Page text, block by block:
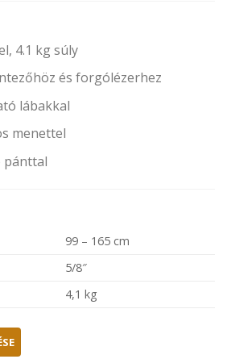
4.1 kg súly
és forgólézerhez
lábakkal
menettel
pánttal
99 – 165 cm
5/8″
4,1 kg